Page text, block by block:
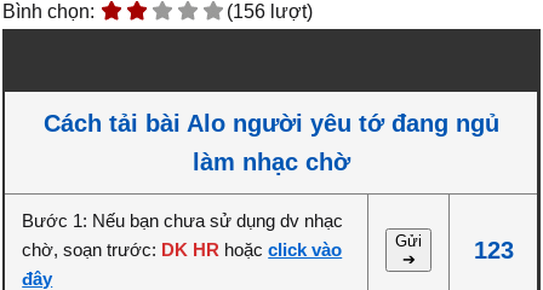
Bình chọn:
(156 lượt)
Cách tải bài Alo người yêu tớ đang ngủ
làm nhạc chờ
Bước 1: Nếu bạn chưa sử dụng dv nhạc
chờ, soạn trước: DK HR hoặcclick vào
đây
Gửi
➔
123